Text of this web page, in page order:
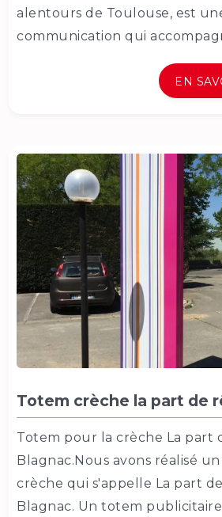
alentours de Toulouse, est
communication qui
EN
Totem crèche la part de
Totem pour la crèche La part
Blagnac.Nous avons réalisé
crèche qui s'appelle La part
Blagnac. Un totem